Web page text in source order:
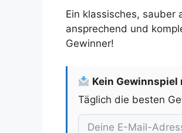
Ein klassisches,
ansprechend und
Gewinner!
Kein Gewinnspiel
Täglich die besten